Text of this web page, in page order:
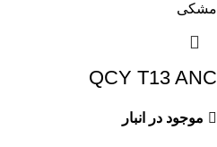
مشکی
QCY T13 ANC
موجود در انبار